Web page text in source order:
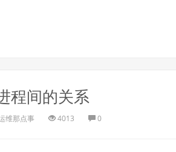
程间的关系
维那点事 4013 0